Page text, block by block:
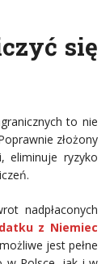
się
to nie
złożony
eliminuje ryzyko
nadpłaconych
z Niemiec
jest pełne